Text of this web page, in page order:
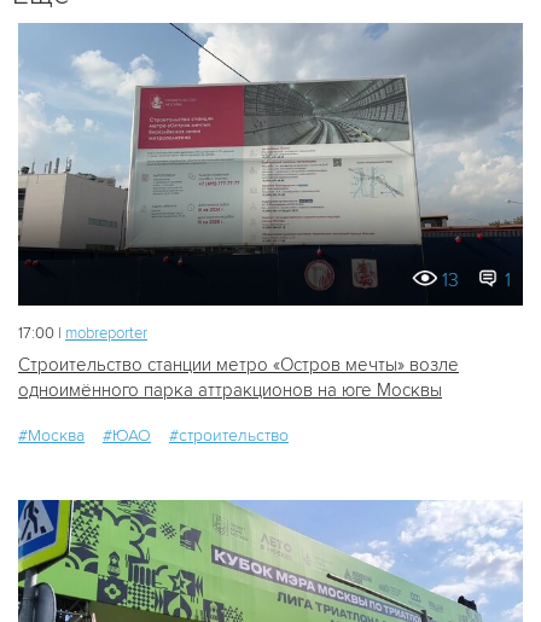
13 1
17:00 | mobreporter
Строительство станции метро «Остров мечты» возле
одноимённого парка аттракционов на юге Москвы
#Москва #ЮАО #строительство